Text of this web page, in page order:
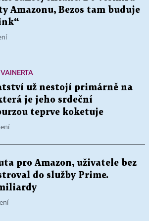
Amazonu, Bezos tam buduje
už nestojí primárně na
je jeho srdeční
teprve koketuje
pro Amazon, uživatele bez
do služby Prime.